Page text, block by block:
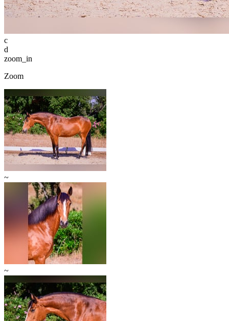
c
d
zoom_in
Zoom
~
~